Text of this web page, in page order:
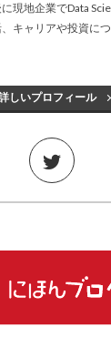
現地企業でData
キャリアや投資に
しいプロフィール